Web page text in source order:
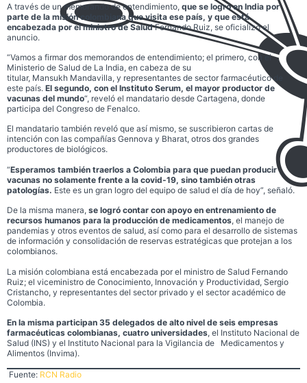
A través de un memorando de entendimiento, que se logró en India por
parte de la misión colombiana que visita ese país, y que está
encabezada por el ministro de SaludFernando Ruiz, se oficializó el
anuncio.
“Vamos a firmar dos memorandos de entendimiento; el primero, con el
Ministerio de Salud de La India, en cabeza de su
titular, Mansukh Mandavilla, y representantes de sector farmacéutico de
este país. El segundo, con el Instituto Serum, el mayor productor de
vacunas del mundo“, reveló el mandatario desde Cartagena, donde
participa del Congreso de Fenalco.
El mandatario también reveló que así mismo, se suscribieron cartas de
intención con las compañías Gennova y Bharat, otros dos grandes
productores de biológicos.
“Esperamos también traerlos a Colombia para que puedan producir
vacunas no solamente frente a la covid-19, sino también otras
patologías. Este es un gran logro del equipo de salud el día de hoy”, señaló.
De la misma manera, se logró contar con apoyo en entrenamiento de
recursos humanos para la producción de medicamentos, el manejo de
pandemias y otros eventos de salud, así como para el desarrollo de sistemas
de información y consolidación de reservas estratégicas que protejan a los
colombianos.
La misión colombiana está encabezada por el ministro de Salud Fernando
Ruiz; el viceministro de Conocimiento, Innovación y Productividad, Sergio
Cristancho, y representantes del sector privado y el sector académico de
Colombia.
En la misma participan 35 delegados de alto nivel de seis empresas
farmacéuticas colombianas, cuatro universidades, el Instituto Nacional de
Salud (INS) y el Instituto Nacional para la Vigilancia de Medicamentos y
Alimentos (Invima).
Fuente: RCN Radio